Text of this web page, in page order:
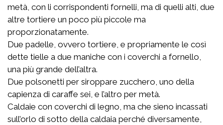
metà, con li corrispondenti fornelli, ma di quelli alti, due
altre tortiere un poco più piccole ma
proporzionatamente.
Due padelle, ovvero tortiere, e propriamente le così
dette tielle a due maniche con i coverchi a fornello,
una più grande dell’altra.
Due polsonetti per siroppare zucchero, uno della
capienza di caraffe sei, e l’altro per metà.
Caldaie con coverchi di legno, ma che sieno incassati
sull’orlo di sotto della caldaia perché diversamente,